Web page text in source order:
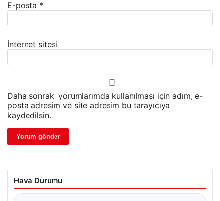
E-posta *
İnternet sitesi
Daha sonraki yorumlarımda kullanılması için adım, e-
posta adresim ve site adresim bu tarayıcıya
kaydedilsin.
Hava Durumu